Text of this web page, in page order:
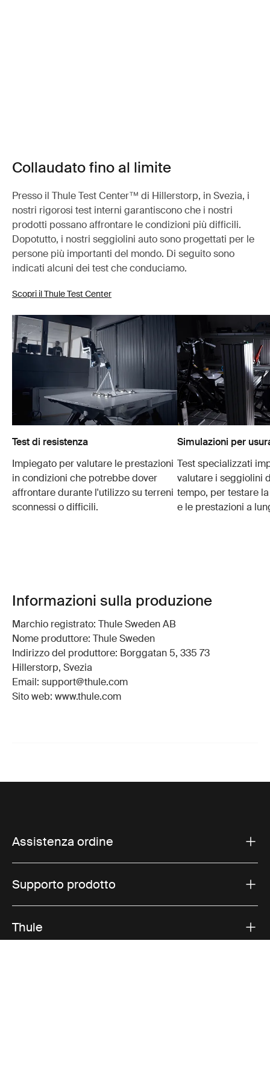
Collaudato fino al limite
Presso il Thule Test Center™ di Hillerstorp, in Svezia, i
nostri rigorosi test interni garantiscono che i nostri
prodotti possano affrontare le condizioni più difficili.
Dopotutto, i nostri seggiolini auto sono progettati per le
persone più importanti del mondo. Di seguito sono
indicati alcuni dei test che conduciamo.
Scopri il Thule Test Center
Test di resistenza
Impiegato per valutare le prestazioni
in condizioni che potrebbe dover
affrontare durante l'utilizzo su terreni
sconnessi o difficili.
Simulazioni per
Test specializzati
valutare i seggiolini
tempo, per testare
e le prestazioni a
Informazioni sulla produzione
Marchio registrato: Thule Sweden AB
Nome produttore: Thule Sweden
Indirizzo del produttore: Borggatan 5, 335 73
Hillerstorp, Svezia
Email: support@thule.com
Sito web: www.thule.com
Assistenza ordine
Supporto prodotto
Thule